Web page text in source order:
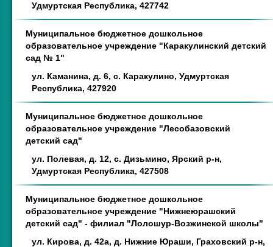
Удмуртская Республика, 427742
Муниципальное бюджетное дошкольное
образовательное учреждение "Каракулинский детский
сад № 1"
ул. Каманина, д. 6, с. Каракулино, Удмуртская
Республика, 427920
Муниципальное бюджетное дошкольное
образовательное учреждение "Лесобазовский
детский сад"
ул. Полевая, д. 12, с. Дизьмино, Ярский р-н,
Удмуртская Республика, 427508
Муниципальное бюджетное дошкольное
образовательное учреждение "Нижнеюрашский
детский сад" - филиал "Лолошур-Возжинской школы"
ул. Кирова, д. 42а, д. Нижние Юраши, Граховский р-н,